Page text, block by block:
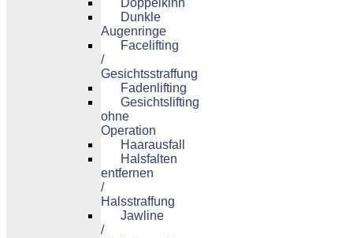
Doppelkinn
Dunkle
Augenringe
Facelifting
/
Gesichtsstraffung
Fadenlifting
Gesichtslifting
ohne
Operation
Haarausfall
Halsfalten
entfernen
/
Halsstraffung
Jawline
/